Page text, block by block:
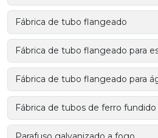
Fábrica de tubo flangeado
Fábrica de tubo flangeado para
Fábrica de tubo flangeado para
Fábrica de tubos de ferro fundido